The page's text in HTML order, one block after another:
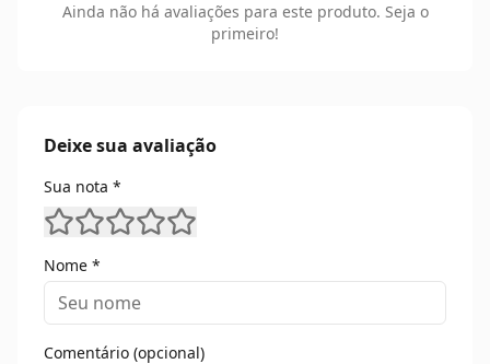
Ainda não há avaliações para este produto. Seja o
primeiro!
Deixe sua avaliação
Sua nota *
Nome *
Comentário (opcional)